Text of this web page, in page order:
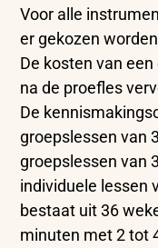
Voor alle
er gekozen
De kosten van
na de proefles
De
groepslessen van
groepslessen van
individuele lessen
bestaat uit 36
minuten met 2 tot